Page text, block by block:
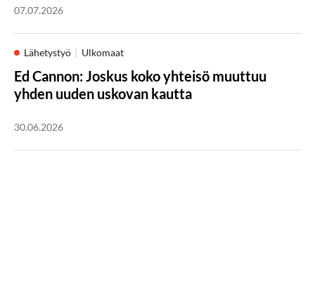
07.07.2026
Lähetystyö Ulkomaat
Ed Cannon: Joskus koko yhteisö muuttuu
yhden uuden uskovan kautta
30.06.2026